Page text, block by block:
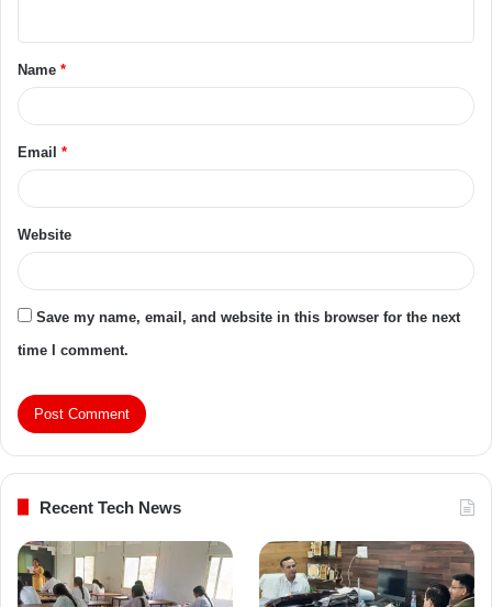
Name *
Email *
Website
Save my name, email, and website in this browser for the next
time I comment.
Recent Tech News